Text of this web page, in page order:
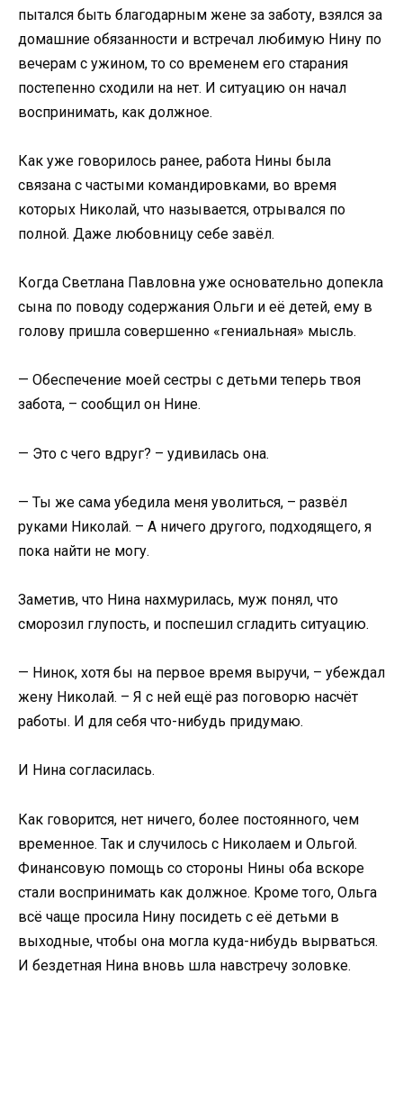
пытался быть благодарным жене за заботу, взялся за
домашние обязанности и встречал любимую Нину по
вечерам с ужином, то со временем его старания
постепенно сходили на нет. И ситуацию он начал
воспринимать, как должное.
Как уже говорилось ранее, работа Нины была
связана с частыми командировками, во время
которых Николай, что называется, отрывался по
полной. Даже любовницу себе завёл.
Когда Светлана Павловна уже основательно допекла
сына по поводу содержания Ольги и её детей, ему в
голову пришла совершенно «гениальная» мысль.
— Обеспечение моей сестры с детьми теперь твоя
забота, – сообщил он Нине.
— Это с чего вдруг? – удивилась она.
— Ты же сама убедила меня уволиться, – развёл
руками Николай. – А ничего другого, подходящего, я
пока найти не могу.
Заметив, что Нина нахмурилась, муж понял, что
сморозил глупость, и поспешил сгладить ситуацию.
— Нинок, хотя бы на первое время выручи, – убеждал
жену Николай. – Я с ней ещё раз поговорю насчёт
работы. И для себя что-нибудь придумаю.
И Нина согласилась.
Как говорится, нет ничего, более постоянного, чем
временное. Так и случилось с Николаем и Ольгой.
Финансовую помощь со стороны Нины оба вскоре
стали воспринимать как должное. Кроме того, Ольга
всё чаще просила Нину посидеть с её детьми в
выходные, чтобы она могла куда-нибудь вырваться.
И бездетная Нина вновь шла навстречу золовке.